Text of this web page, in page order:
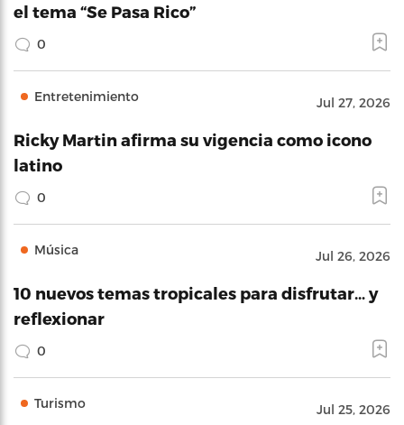
el tema “Se Pasa Rico”
0
Entretenimiento Jul 27, 2026
Ricky Martin afirma su vigencia como icono
latino
0
Música Jul 26, 2026
10 nuevos temas tropicales para disfrutar… y
reflexionar
0
Turismo Jul 25, 2026